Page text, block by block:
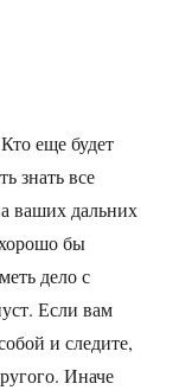
еще будет
знать все
ваших дальних
бы
дело с
Если вам
и следите,
Иначе